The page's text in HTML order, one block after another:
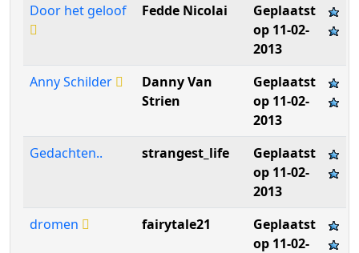
Door het geloof
Fedde Nicolai
Geplaatst
op 11-02-
2013
Anny Schilder
Danny Van
Strien
Geplaatst
op 11-02-
2013
Gedachten..
strangest_life
Geplaatst
op 11-02-
2013
dromen
fairytale21
Geplaatst
op 11-02-